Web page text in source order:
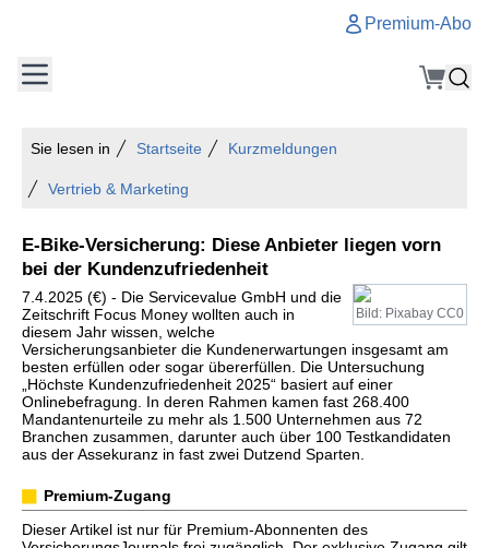
Premium-Abo
Sie lesen in Startseite Kurzmeldungen
Vertrieb & Marketing
E-Bike-Versicherung: Diese Anbieter liegen vorn
bei der Kundenzufriedenheit
Bild: Pixabay CC0
7.4.2025 (€) - Die Servicevalue GmbH und die
Zeitschrift Focus Money wollten auch in
diesem Jahr wissen, welche
Versicherungsanbieter die Kundenerwartungen insgesamt am
besten erfüllen oder sogar übererfüllen. Die Untersuchung
„Höchste Kundenzufriedenheit 2025“ basiert auf einer
Onlinebefragung. In deren Rahmen kamen fast 268.400
Mandantenurteile zu mehr als 1.500 Unternehmen aus 72
Branchen zusammen, darunter auch über 100 Testkandidaten
aus der Assekuranz in fast zwei Dutzend Sparten.
Premium-Zugang
Dieser Artikel ist nur für Premium-Abonnenten des